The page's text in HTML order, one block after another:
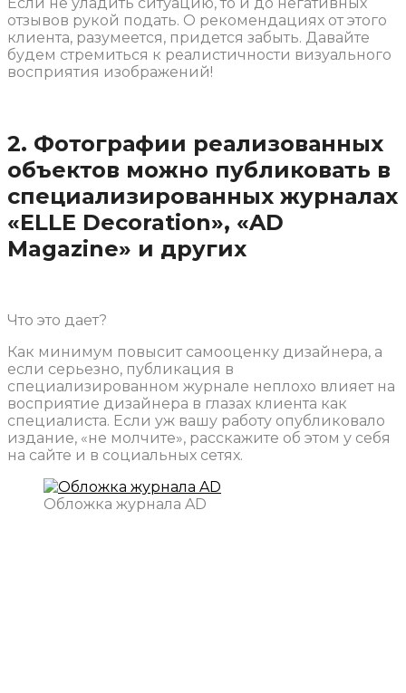
Если не уладить ситуацию, то и до негативных
отзывов рукой подать. О рекомендациях от этого
клиента, разумеется, придется забыть. Давайте
будем стремиться к реалистичности визуального
восприятия изображений!
2. Фотографии реализованных
объектов можно публиковать в
специализированных журналах
«ELLE Decoration», «AD
Magazine» и других
Что это дает?
Как минимум повысит самооценку дизайнера, а
если серьезно, публикация в
специализированном журнале неплохо влияет на
восприятие дизайнера в глазах клиента как
специалиста. Если уж вашу работу опубликовало
издание, «не молчите», расскажите об этом у себя
на сайте и в социальных сетях.
Обложка журнала AD